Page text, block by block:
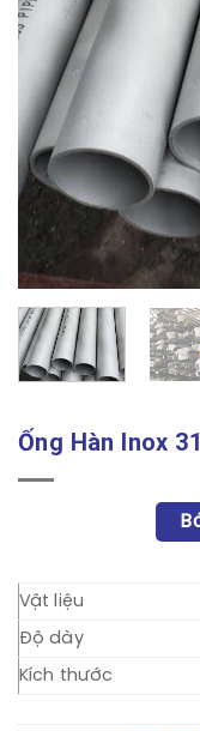
Ống Hàn Inox
Vật liệu
Độ dày
Kích thước